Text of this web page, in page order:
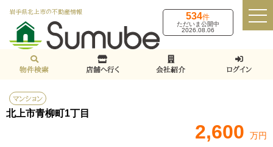
岩手県北上市の不動産情報 534件
ただいま公開中
2026.08.06
物件検索 店舗へ行く 会社紹介 ログイン
マンション
北上市青柳町1丁目
2,600 万円